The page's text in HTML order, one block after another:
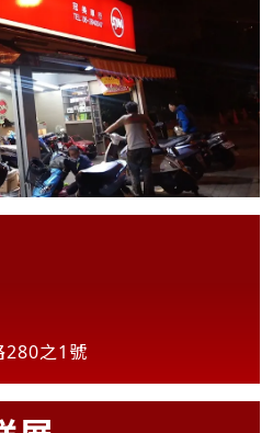
280之1號